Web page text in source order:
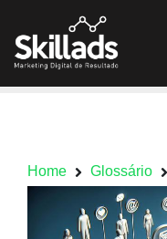
Home Glossário